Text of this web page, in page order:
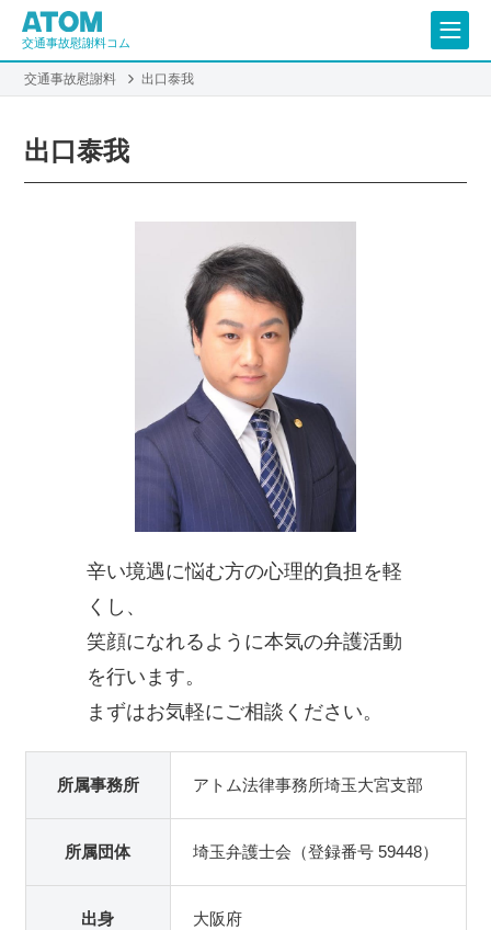
交通事故慰謝料コム
交通事故慰謝料 出口泰我
出口泰我
辛い境遇に悩む方の心理的負担を軽
くし、
笑顔になれるように本気の弁護活動
を行います。
まずはお気軽にご相談ください。
所属事務所 アトム法律事務所埼玉大宮支部
所属団体 埼玉弁護士会（登録番号 59448）
出身 大阪府